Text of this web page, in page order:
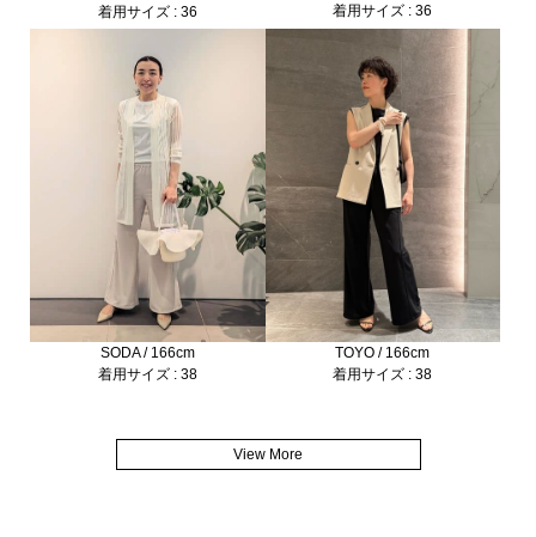
着用サイズ : 36
着用サイズ : 36
SODA / 166cm
着用サイズ : 38
TOYO / 166cm
着用サイズ : 38
View More